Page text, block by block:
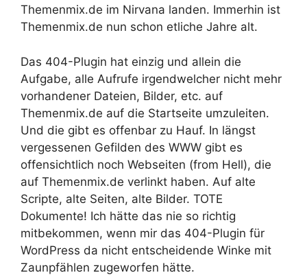
Themenmix.de im Nirvana landen. Immerhin ist
Themenmix.de nun schon etliche Jahre alt.
Das 404-Plugin hat einzig und allein die
Aufgabe, alle Aufrufe irgendwelcher nicht mehr
vorhandener Dateien, Bilder, etc. auf
Themenmix.de auf die Startseite umzuleiten.
Und die gibt es offenbar zu Hauf. In längst
vergessenen Gefilden des WWW gibt es
offensichtlich noch Webseiten (from Hell), die
auf Themenmix.de verlinkt haben. Auf alte
Scripte, alte Seiten, alte Bilder. TOTE
Dokumente! Ich hätte das nie so richtig
mitbekommen, wenn mir das 404-Plugin für
WordPress da nicht entscheidende Winke mit
Zaunpfählen zugeworfen hätte.